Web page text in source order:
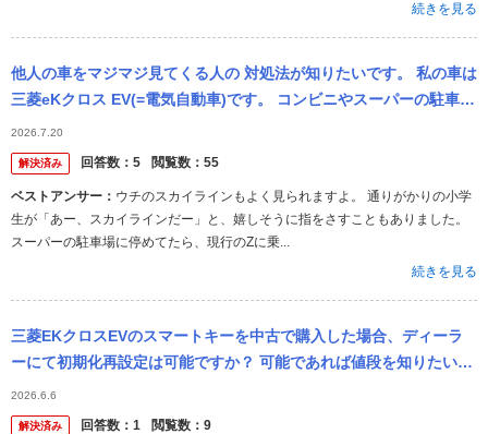
続きを見る
他人の車をマジマジ見てくる人の 対処法が知りたいです。 私の車は
三菱eKクロス EV(=電気自動車)です。 コンビニやスーパーの駐車場
に車を停め 買い物をすませて、戻ってくると、 私の車の周...
2026.7.20
解決済み 回答数： 5 閲覧数： 55
ベストアンサー： ウチのスカイラインもよく見られますよ。 通りがかりの小学
生が「あー、スカイラインだー」と、嬉しそうに指をさすこともありました。
スーパーの駐車場に停めてたら、現行のZに乗...
続きを見る
三菱EKクロスEVのスマートキーを中古で購入した場合、ディーラ
ーにて初期化再設定は可能ですか？ 可能であれば値段を知りたいで
す。 よろしくお願いします。
2026.6.6
解決済み 回答数： 1 閲覧数： 9